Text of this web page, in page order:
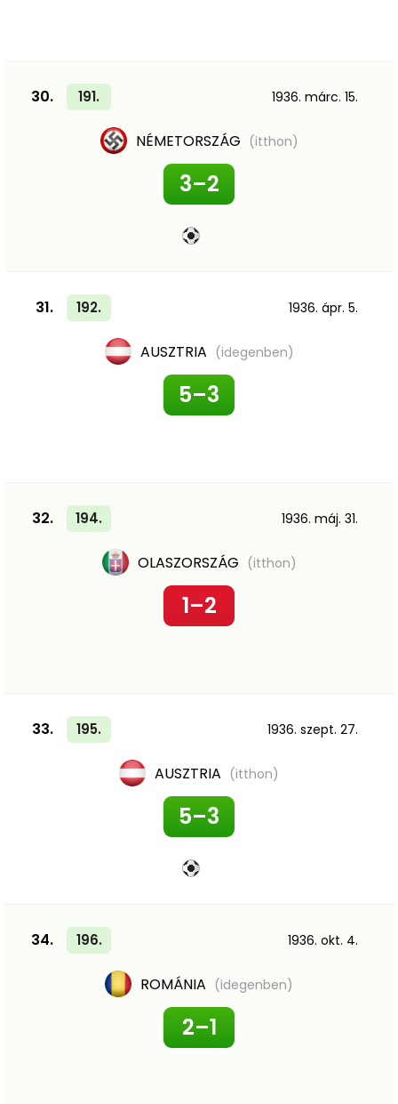
30. 191. 1936. márc. 15.
NÉMETORSZÁG (itthon)
3–2
31. 192. 1936. ápr. 5.
AUSZTRIA (idegenben)
5–3
32. 194. 1936. máj. 31.
OLASZORSZÁG (itthon)
1–2
33. 195. 1936. szept. 27.
AUSZTRIA (itthon)
5–3
34. 196. 1936. okt. 4.
ROMÁNIA (idegenben)
2–1